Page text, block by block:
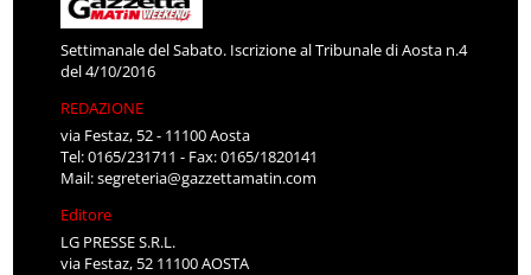
Settimanale del Sabato. Iscrizione al Tribunale di Aosta n.4
del 4/10/2016
REDAZIONE
via Festaz, 52 - 11100 Aosta
Tel: 0165/231711 - Fax: 0165/1820141
Mail:segreteria@gazzettamatin.com
Editore
LG PRESSE S.R.L.
via Festaz, 52 11100 AOSTA